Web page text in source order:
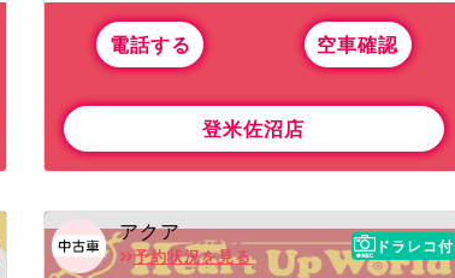
電話する 空車確認
登米佐沼店
アクア
予約状況を見る
ドラレコ付